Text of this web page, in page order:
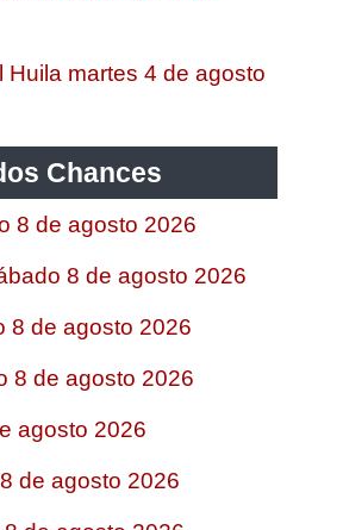
martes 4 de agosto
Chances
8 de agosto 2026
8 de agosto 2026
8 de agosto 2026
8 de agosto 2026
agosto 2026
de agosto 2026